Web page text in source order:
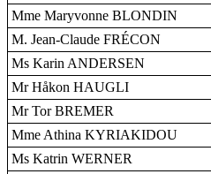
Mme Maryvonne BLONDIN
M. Jean-Claude FRÉCON
Ms Karin ANDERSEN
Mr Håkon HAUGLI
Mr Tor BREMER
Mme Athina KYRIAKIDOU
Ms Katrin WERNER